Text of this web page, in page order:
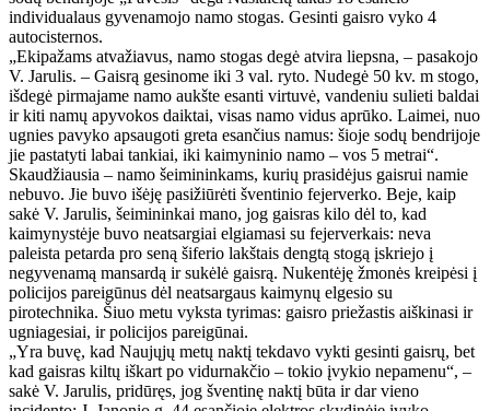
individualaus gyvenamojo namo stogas. Gesinti gaisro vyko 4
autocisternos.
„Ekipažams atvažiavus, namo stogas degė atvira liepsna, – pasakojo
V. Jarulis. – Gaisrą gesinome iki 3 val. ryto. Nudegė 50 kv. m stogo,
išdegė pirmajame namo aukšte esanti virtuvė, vandeniu sulieti baldai
ir kiti namų apyvokos daiktai, visas namo vidus aprūko. Laimei, nuo
ugnies pavyko apsaugoti greta esančius namus: šioje sodų bendrijoje
jie pastatyti labai tankiai, iki kaimyninio namo – vos 5 metrai“.
Skaudžiausia – namo šeimininkams, kurių prasidėjus gaisrui namie
nebuvo. Jie buvo išėję pasižiūrėti šventinio fejerverko. Beje, kaip
sakė V. Jarulis, šeimininkai mano, jog gaisras kilo dėl to, kad
kaimynystėje buvo neatsargiai elgiamasi su fejerverkais: neva
paleista petarda pro seną šiferio lakštais dengtą stogą įskriejo į
negyvenamą mansardą ir sukėlė gaisrą. Nukentėję žmonės kreipėsi į
policijos pareigūnus dėl neatsargaus kaimynų elgesio su
pirotechnika. Šiuo metu vyksta tyrimas: gaisro priežastis aiškinasi ir
ugniagesiai, ir policijos pareigūnai.
„Yra buvę, kad Naujųjų metų naktį tekdavo vykti gesinti gaisrų, bet
kad gaisras kiltų iškart po vidurnakčio – tokio įvykio nepamenu“, –
sakė V. Jarulis, pridūręs, jog šventinę naktį būta ir dar vieno